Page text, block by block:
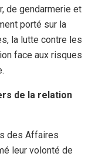
de gendarmerie et
porté sur la
la lutte contre les
face aux risques
de la relation
des Affaires
leur volonté de